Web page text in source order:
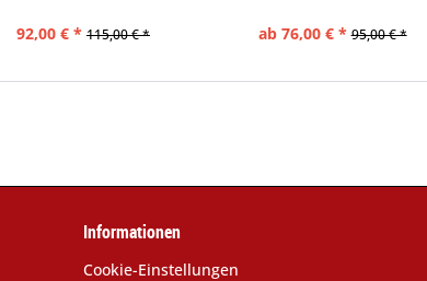
92,00 € * 115,00 € * ab 76,00 € * 95,00 € *
Informationen
Cookie-Einstellungen